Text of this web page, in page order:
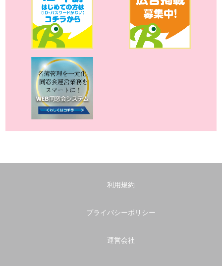
利用規約
プライバシーポリシー
運営会社